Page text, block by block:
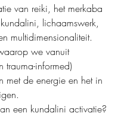
van reiki, het merkaba
lichaamswerk,
multidimensionaliteit.
we vanuit
trauma-informed)
met de energie en het in
dan een kundalini activatie?